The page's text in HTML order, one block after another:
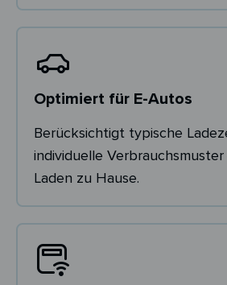
Optimiert für E-Autos
Berücksichtigt typische
individuelle
Laden zu Hause.